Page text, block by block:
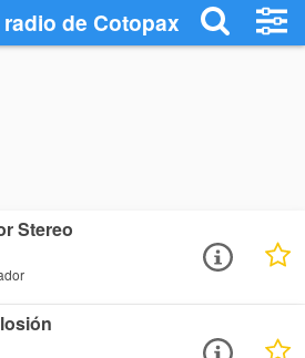
de Cotopaxi
Stereo